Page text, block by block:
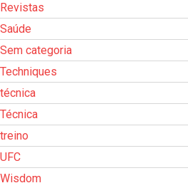
Revistas
Saúde
Sem categoria
Techniques
técnica
Técnica
treino
UFC
Wisdom